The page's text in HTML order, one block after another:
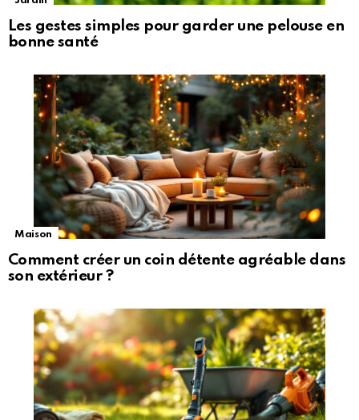
Les gestes simples pour garder une pelouse en
bonne santé
Maison
Comment créer un coin détente agréable dans
son extérieur ?